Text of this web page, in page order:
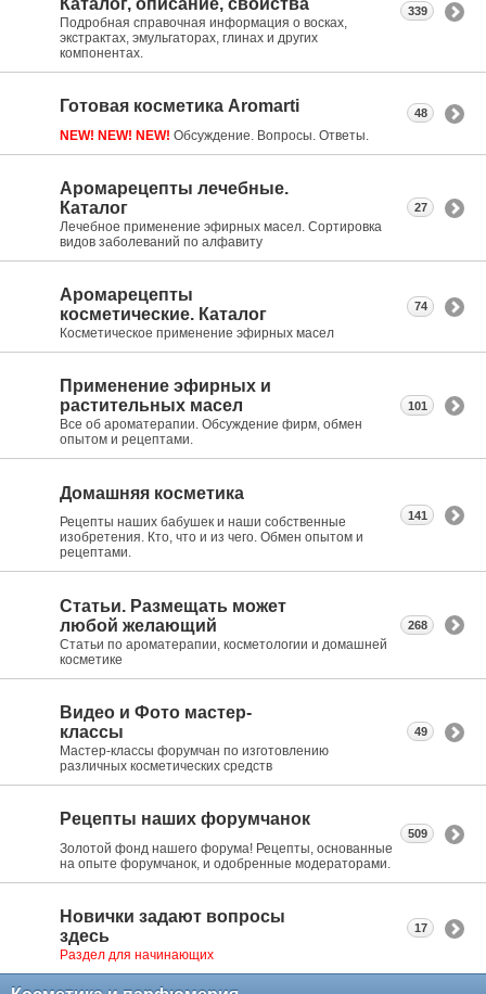
Подробная справочная информация о восках,
экстрактах, эмульгаторах, глинах и других
компонентах.
339
Готовая косметика Aromarti
NEW! NEW! NEW! Обсуждение. Вопросы. Ответы.
48
Аромарецепты лечебные.
Каталог
Лечебное применение эфирных масел. Сортировка
видов заболеваний по алфавиту
27
Аромарецепты
косметические. Каталог
Косметическое применение эфирных масел
74
Применение эфирных и
растительных масел
Все об ароматерапии. Обсуждение фирм, обмен
опытом и рецептами.
101
Домашняя косметика
Рецепты наших бабушек и наши собственные
изобретения. Кто, что и из чего. Обмен опытом и
рецептами.
141
Статьи. Размещать может
любой желающий
Статьи по ароматерапии, косметологии и домашней
косметике
268
Видео и Фото мастер-
классы
Мастер-классы форумчан по изготовлению
различных косметических средств
49
Рецепты наших форумчанок
Золотой фонд нашего форума! Рецепты, основанные
на опыте форумчанок, и одобренные модераторами.
509
Новички задают вопросы
здесь
Раздел для начинающих
17